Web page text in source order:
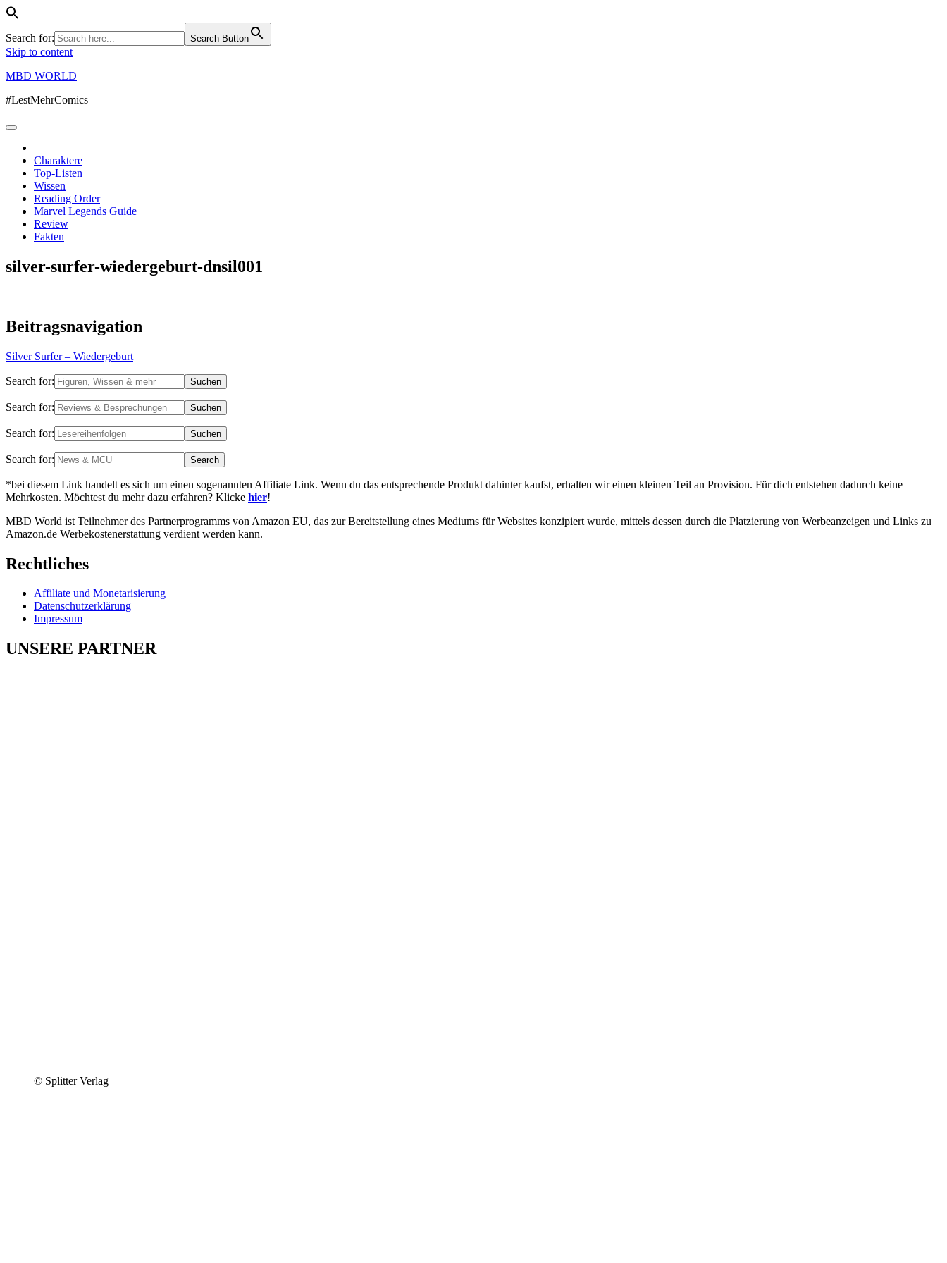
Search for: Search Button
Skip to content
MBD WORLD
#LestMehrComics
Charaktere
Top-Listen
Wissen
Reading Order
Marvel Legends Guide
Review
Fakten
silver-surfer-wiedergeburt-dnsil001
Beitragsnavigation
Silver Surfer – Wiedergeburt
Search for:
Search for:
Search for:
Search for:
*bei diesem Link handelt es sich um einen sogenannten Affiliate Link. Wenn du das entsprechende Produkt dahinter kaufst, erhalten wir einen kleinen Teil an Provision. Für dich entstehen dadurch keine
Mehrkosten. Möchtest du mehr dazu erfahren? Klicke hier!
MBD World ist Teilnehmer des Partnerprogramms von Amazon EU, das zur Bereitstellung eines Mediums für Websites konzipiert wurde, mittels dessen durch die Platzierung von Werbeanzeigen und Links zu
Amazon.de Werbekostenerstattung verdient werden kann.
Rechtliches
Affiliate und Monetarisierung
Datenschutzerklärung
Impressum
UNSERE PARTNER
© Splitter Verlag